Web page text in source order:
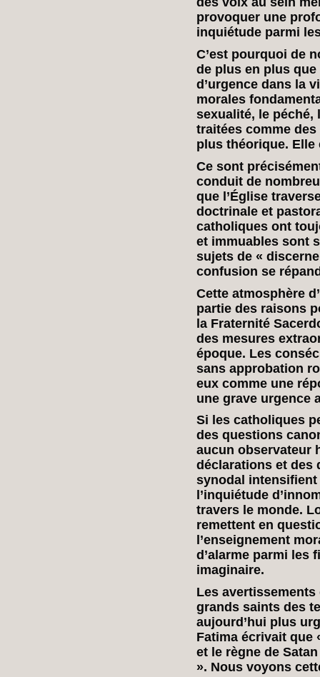
provoquer une
inquiétude parmi
C’est pourquoi de
de plus en plus
d’urgence dans la
morales
sexualité, le péché,
traitées comme
plus théorique. Elle
Ce sont
conduit de
que l’Église
doctrinale et
catholiques ont
et immuables sont
sujets de «
confusion se
Cette atmosphère
partie des raisons
la Fraternité
des mesures
époque. Les
sans approbation
eux comme une
une grave urgence
Si les catholiques
des questions
aucun observateur
déclarations et des
synodal
l’inquiétude
travers le monde.
remettent en
l’enseignement
d’alarme parmi les
imaginaire.
Les avertissements
grands saints des
aujourd’hui plus
Fatima écrivait que
et le règne de
». Nous voyons